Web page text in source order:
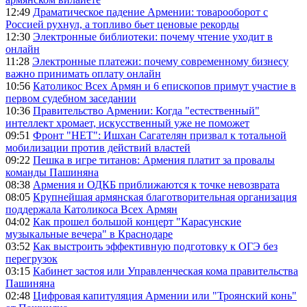
12:49 Драматическое падение Армении: товарооборот с
Россией рухнул, а топливо бьет ценовые рекорды
12:30 Электронные библиотеки: почему чтение уходит в
онлайн
11:28 Электронные платежи: почему современному бизнесу
важно принимать оплату онлайн
10:56 Католикос Всех Армян и 6 епископов примут участие в
первом судебном заседании
10:36 Правительство Армении: Когда "естественный"
интеллект хромает, искусственный уже не поможет
09:51 Фронт "НЕТ": Ишхан Сагателян призвал к тотальной
мобилизации против действий властей
09:22 Пешка в игре титанов: Армения платит за провалы
команды Пашиняна
08:38 Армения и ОДКБ приближаются к точке невозврата
08:05 Крупнейшая армянская благотворительная организация
поддержала Католикоса Всех Армян
04:02 Как прошел большой концерт "Карасунские
музыкальные вечера" в Краснодаре
03:52 Как выстроить эффективную подготовку к ОГЭ без
перегрузок
03:15 Кабинет застоя или Управленческая кома правительства
Пашиняна
02:48 Цифровая капитуляция Армении или "Троянский конь"